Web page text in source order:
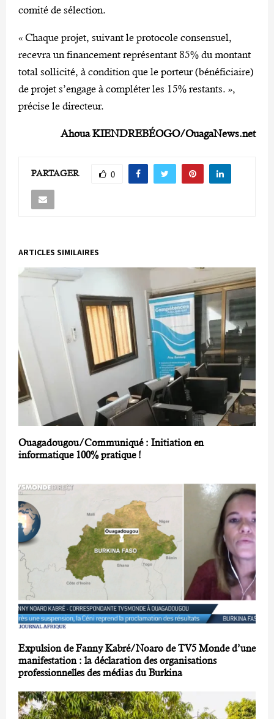
comité de sélection.
« Chaque projet, suivant le protocole consensuel,
recevra un financement représentant 85% du montant
total sollicité, à condition que le porteur (bénéficiaire)
de projet s’engage à compléter les 15% restants. »,
précise le directeur.
Ahoua KIENDREBÉOGO/OuagaNews.net
PARTAGER 0
ARTICLES SIMILAIRES
Ouagadougou/Communiqué : Initiation en
informatique 100% pratique !
Expulsion de Fanny Kabré/Noaro de TV5 Monde d’une
manifestation : la déclaration des organisations
professionnelles des médias du Burkina